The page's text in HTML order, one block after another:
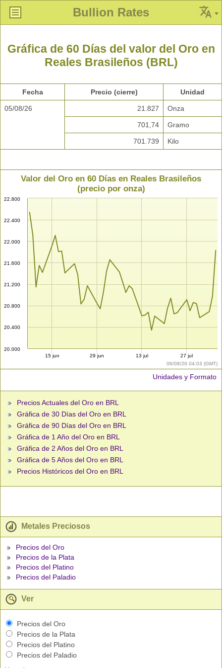
Bullion Rates
Gráfica de 60 Días del valor del Oro en
Reales Brasileños (BRL)
Fecha Precio (cierre) Unidad
05/08/26 21.827 Onza
701,74 Gramo
701.739 Kilo
06/08/26 04:03 (GMT)
Valor del Oro en 60 Días en Reales Brasileños
(precio por onza)
20.000
20.400
20.800
21.200
21.600
22.000
22.400
22.800
15 jun 29 jun 13 jul 27 jul
Unidades y Formato
Precios Actuales del Oro en BRL
Gráfica de 30 Días del Oro en BRL
Gráfica de 90 Días del Oro en BRL
Gráfica de 1 Año del Oro en BRL
Gráfica de 2 Años del Oro en BRL
Gráfica de 5 Años del Oro en BRL
Precios Históricos del Oro en BRL
Metales Preciosos
Precios del Oro
Precios de la Plata
Precios del Platino
Precios del Paladio
Ver
Precios del Oro
Precios de la Plata
Precios del Platino
Precios del Paladio